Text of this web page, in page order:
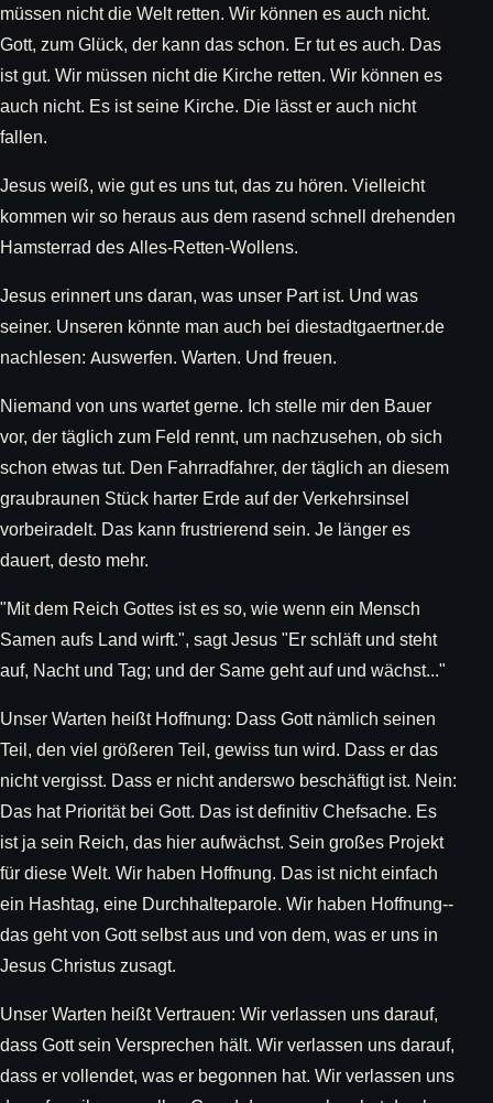
müssen nicht die Welt retten. Wir können es auch nicht.
Gott, zum Glück, der kann das schon. Er tut es auch. Das
ist gut. Wir müssen nicht die Kirche retten. Wir können es
auch nicht. Es ist seine Kirche. Die lässt er auch nicht
fallen.
Jesus weiß, wie gut es uns tut, das zu hören. Vielleicht
kommen wir so heraus aus dem rasend schnell drehenden
Hamsterrad des Alles-Retten-Wollens.
Jesus erinnert uns daran, was unser Part ist. Und was
seiner. Unseren könnte man auch bei diestadtgaertner.de
nachlesen: Auswerfen. Warten. Und freuen.
Niemand von uns wartet gerne. Ich stelle mir den Bauer
vor, der täglich zum Feld rennt, um nachzusehen, ob sich
schon etwas tut. Den Fahrradfahrer, der täglich an diesem
graubraunen Stück harter Erde auf der Verkehrsinsel
vorbeiradelt. Das kann frustrierend sein. Je länger es
dauert, desto mehr.
"Mit dem Reich Gottes ist es so, wie wenn ein Mensch
Samen aufs Land wirft.", sagt Jesus "Er schläft und steht
auf, Nacht und Tag; und der Same geht auf und wächst..."
Unser Warten heißt Hoffnung: Dass Gott nämlich seinen
Teil, den viel größeren Teil, gewiss tun wird. Dass er das
nicht vergisst. Dass er nicht anderswo beschäftigt ist. Nein:
Das hat Priorität bei Gott. Das ist definitiv Chefsache. Es
ist ja sein Reich, das hier aufwächst. Sein großes Projekt
für diese Welt. Wir haben Hoffnung. Das ist nicht einfach
ein Hashtag, eine Durchhalteparole. Wir haben Hoffnung--
das geht von Gott selbst aus und von dem, was er uns in
Jesus Christus zusagt.
Unser Warten heißt Vertrauen: Wir verlassen uns darauf,
dass Gott sein Versprechen hält. Wir verlassen uns darauf,
dass er vollendet, was er begonnen hat. Wir verlassen uns